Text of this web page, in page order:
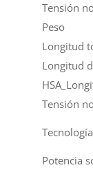
Tensión
Peso
Longitud
Longitud
Tensión
Potencia